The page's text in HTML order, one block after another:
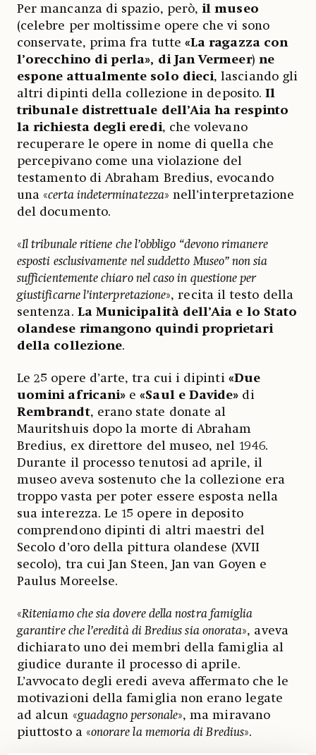
Per mancanza di spazio, però,il museo
(celebre per moltissime opere che vi sono
conservate, prima fra tutte «La ragazza con
l’orecchino di perla», di Jan Vermeer) ne
espone attualmente solo dieci, lasciando gli
altri dipinti della collezione in deposito.Il
tribunale distrettuale dell’Aia ha respinto
la richiesta degli eredi, che volevano
recuperare le opere in nome di quella che
percepivano come una violazione del
testamento di Abraham Bredius, evocando
una «certa indeterminatezza» nell’interpretazione
del documento.
«Il tribunale ritiene che l’obbligo “devono rimanere
esposti esclusivamente nel suddetto Museo” non sia
sufficientemente chiaro nel caso in questione per
giustificarne l’interpretazione», recita il testo della
sentenza. La Municipalità dell’Aia e lo Stato
olandese rimangono quindi proprietari
della collezione.
Le 25 opere d’arte, tra cui i dipinti «Due
uomini africani» e«Saul e Davide» di
Rembrandt, erano state donate al
Mauritshuis dopo la morte di Abraham
Bredius, ex direttore del museo, nel 1946.
Durante il processo tenutosi ad aprile, il
museo aveva sostenuto che la collezione era
troppo vasta per poter essere esposta nella
sua interezza. Le 15 opere in deposito
comprendono dipinti di altri maestri del
Secolo d’oro della pittura olandese (XVII
secolo), tra cui Jan Steen, Jan van Goyen e
Paulus Moreelse.
«Riteniamo che sia dovere della nostra famiglia
garantire che l’eredità di Bredius sia onorata», aveva
dichiarato uno dei membri della famiglia al
giudice durante il processo di aprile.
L’avvocato degli eredi aveva affermato che le
motivazioni della famiglia non erano legate
ad alcun «guadagno personale», ma miravano
piuttosto a «onorare la memoria di Bredius».